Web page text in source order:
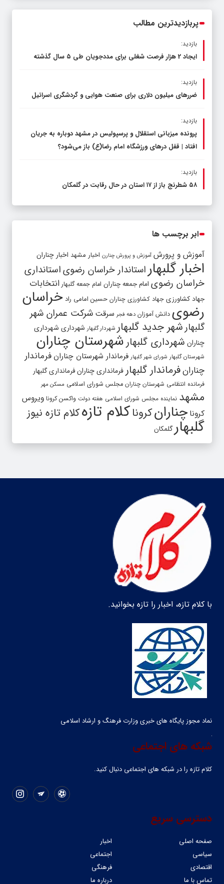
پربازدیدترین مطالب
بازدید:
ایجاد 2 هزار فرصت شغلی برای مددجویان طی ۵ سال گذشته
بازدید:
ضررهای میلیون دلاری برای صنعت هوایی و گردشگری اسرائیل
بازدید:
پرونده میزبانی استقلال و پرسپولیس در مشهد دوباره به جریان
افتاد | قفل در‌های ورزشگاه امام رضا(ع) باز می‌شود؟
بازدید:
۵۸ شطرنج‌ باز از ۱۷ استان در حال رقابت در گلمکان
ابر برچسب ها
آموزش و پرورش آموزش و پرورش چنارن اخبار مشهد اخبار چناران
اخبار گلبهار استاندار خراسان رضویاستانداری
خراسان رضوی امام جمعه چناران امام جمعه گلبهار انتخابات
جهاد کشاورزی جهاد کشاورزی چناران حسین امامی راد خراسان
رضوی دانش آموزان دهه فجر سرقت شرکت عمران شهر
گلبهارشهر جدید گلبهار شهردار گلبهار شهرداری شهرداری
چناران شهرداری گلبهار شهرستان چناران
شهرستان گلبهار شورای شهر گلبهار فرماندار شهرستان چناران فرماندار
چنارانفرماندار گلبهار فرمانداری چنارانفرمانداری گلبهار
فرمانده انتظامی شهرستان چناران مجلس شورای اسلامی مسکن مهر
مشهد نماینده مجلس شورای اسلامی هفته دولت واکسن کرونا ویروس
کرونا چنارانکروناکلام تازهکلام تازه نیوز
گلبهارگلمکان
با کلام تازه، اخبار را تازه بخوانید.
نماد مجوز پایگاه های خبری وزارت فرهنگ و ارشاد اسلامی
شبکه های اجتماعی
کلام تازه را در شبکه ‌های اجتماعی دنبال کنید.
دسترسی سریع
صفحه اصلی
اخبار
سیاسی
اجتماعی
اقتصادی
فرهنگی
تماس با ما
درباره ما